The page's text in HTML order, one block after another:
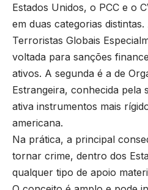
Estados Unidos, o PCC e o
em duas categorias
Terroristas Globais
voltada para sanções
ativos. A segunda é a de
Estrangeira, conhecida pela
ativa instrumentos mais
americana.
Na prática, a principal
tornar crime, dentro dos
qualquer tipo de apoio